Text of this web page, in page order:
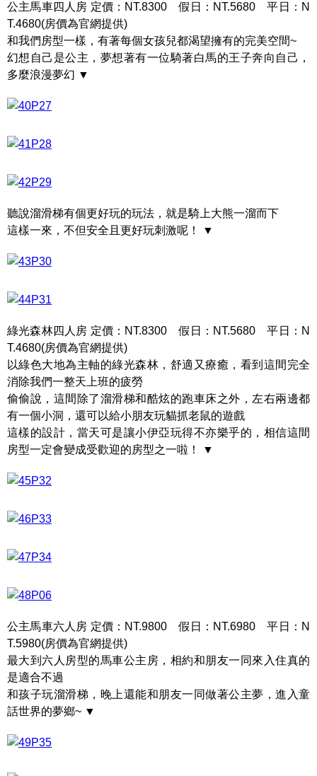
公主馬車四人房 定價：NT.8300 假日：NT.5680 平日：N
T.4680(房價為官網提供)
和我們房型一樣，有著每個女孩兒都渴望擁有的完美空間~
幻想自己是公主，夢想著有一位騎著白馬的王子奔向自己，
多麼浪漫夢幻 ▼
聽說溜滑梯有個更好玩的玩法，就是騎上大熊一溜而下
這樣一來，不但安全且更好玩刺激呢！ ▼
綠光森林四人房 定價：NT.8300 假日：NT.5680 平日：N
T.4680(房價為官網提供)
以綠色大地為主軸的綠光森林，舒適又療癒，看到這間完全
消除我們一整天上班的疲勞
偷偷說，這間除了溜滑梯和酷炫的跑車床之外，左右兩邊都
有一個小洞，還可以給小朋友玩貓抓老鼠的遊戲
這樣的設計，當天可是讓小伊亞玩得不亦樂乎的，相信這間
房型一定會變成受歡迎的房型之一啦！ ▼
公主馬車六人房 定價：NT.9800 假日：NT.6980 平日：N
T.5980(房價為官網提供)
最大到六人房型的馬車公主房，相約和朋友一同來入住真的
是適合不過
和孩子玩溜滑梯，晚上還能和朋友一同做著公主夢，進入童
話世界的夢鄉~ ▼